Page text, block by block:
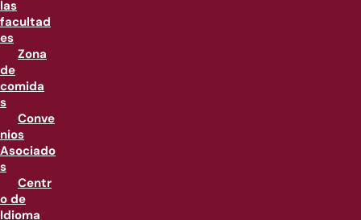
las
facultad
es
Zona
de
comida
s
Conve
nios
Asociado
s
Centr
o de
Idioma